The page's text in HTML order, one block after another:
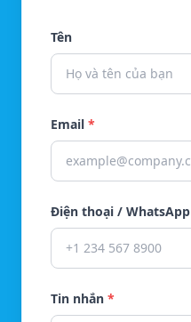
Tên
Email *
Điện thoại / WhatsApp
Tin nhắn *